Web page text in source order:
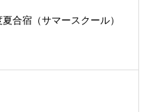
合宿（サマースクール）